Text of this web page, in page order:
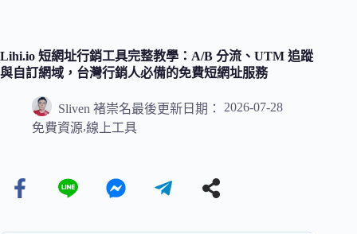
Lihi.io 短網址行銷工具完整教學：A/B 分流、UTM 追蹤
與自訂網域，台灣行銷人必備的免費短網址服務
Sliven 褚崇名最後更新日期：
2026-07-28
免費資源,線上工具